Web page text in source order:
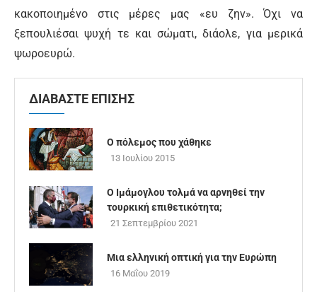
κακοποιημένο στις μέρες μας «ευ ζην». Όχι να
ξεπουλιέσαι ψυχή τε και σώματι, διάολε, για μερικά
ψωροευρώ.
ΔΙΑΒΑΣΤΕ ΕΠΙΣΗΣ
Ο πόλεμος που χάθηκε
13 Ιουλίου 2015
Ο Ιμάμογλου τολμά να αρνηθεί την
τουρκική επιθετικότητα;
21 Σεπτεμβρίου 2021
Μια ελληνική οπτική για την Ευρώπη
16 Μαΐου 2019